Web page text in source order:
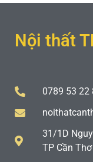
Nội thất
0789 53 22
31/1D
TP Cần Thơ